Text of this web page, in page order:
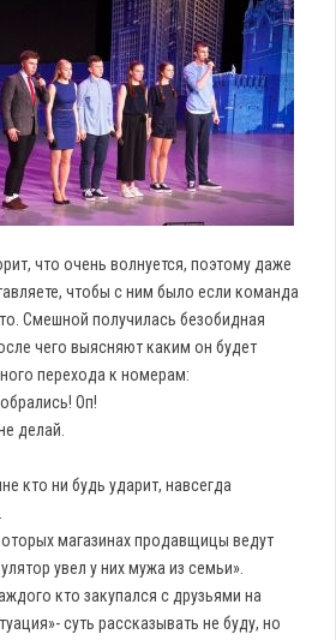
что очень волнуется, поэтому даже
чтобы с ним было если команда
Смешной получилась безобидная
чего выясняют каким он будет
перехода к номерам:
Оп!
делай.
кто ни будь ударит, навсегда
магазинах продавщицы ведут
увел у них мужа из семьи».
кто закупался с друзьями на
суть рассказывать не буду, но